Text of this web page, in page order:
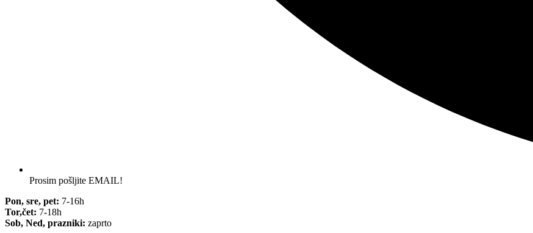
Prosim pošljite EMAIL!
Pon, sre, pet: 7-16h
Tor,čet: 7-18h
Sob, Ned, prazniki: zaprto